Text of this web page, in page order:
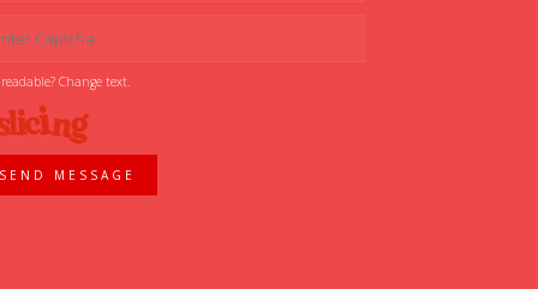
Change text.
SEND MESSAGE